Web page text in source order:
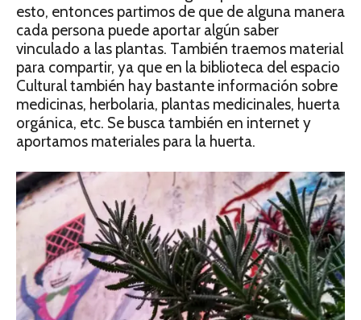
esto, entonces partimos de que de alguna manera
cada persona puede aportar algún saber
vinculado a las plantas. También traemos material
para compartir, ya que en la biblioteca del espacio
Cultural también hay bastante información sobre
medicinas, herbolaria, plantas medicinales, huerta
orgánica, etc. Se busca también en internet y
aportamos materiales para la huerta.